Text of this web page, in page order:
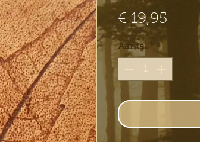
€ 19,95
Aantal *